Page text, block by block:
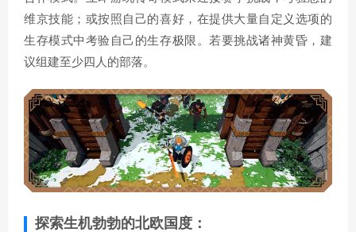
维京技能；或按照自己的喜好，在提供大量自定义选项的
生存模式中考验自己的生存极限。若要挑战诸神黄昏，建
议组建至少四人的部落。
探索生机勃勃的北欧国度：